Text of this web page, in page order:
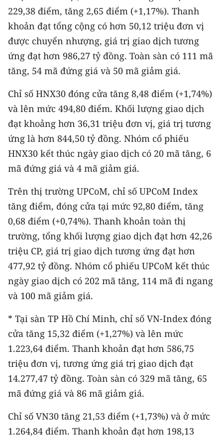
ENGLISH
中文
FRANÇAIS
РУССКИЙ
한국어
229,38 điểm, tăng 2,65 điểm (+1,17%). Thanh
khoản đạt tổng cộng có hơn 50,12 triệu đơn vị
được chuyển nhượng, giá trị giao dịch tương
ứng đạt hơn 986,27 tỷ đồng. Toàn sàn có 111 mã
tăng, 54 mã đứng giá và 50 mã giảm giá.
Chỉ số HNX30 đóng cửa tăng 8,48 điểm (+1,74%)
và lên mức 494,80 điểm. Khối lượng giao dịch
đạt khoảng hơn 36,31 triệu đơn vị, giá trị tương
ứng là hơn 844,50 tỷ đồng. Nhóm cổ phiếu
HNX30 kết thúc ngày giao dịch có 20 mã tăng, 6
mã đứng giá và 4 mã giảm giá.
Trên thị trường UPCoM, chỉ số UPCoM Index
tăng điểm, đóng cửa tại mức 92,80 điểm, tăng
0,68 điểm (+0,74%). Thanh khoản toàn thị
trường, tổng khối lượng giao dịch đạt hơn 42,26
triệu CP, giá trị giao dịch tương ứng đạt hơn
477,92 tỷ đồng. Nhóm cổ phiếu UPCoM kết thúc
ngày giao dịch có 202 mã tăng, 114 mã đi ngang
và 100 mã giảm giá.
* Tại sàn TP Hồ Chí Minh, chỉ số VN-Index đóng
cửa tăng 15,32 điểm (+1,27%) và lên mức
1.223,64 điểm. Thanh khoản đạt hơn 586,75
triệu đơn vị, tương ứng giá trị giao dịch đạt
14.277,47 tỷ đồng. Toàn sàn có 329 mã tăng, 65
mã đứng giá và 86 mã giảm giá.
Chỉ số VN30 tăng 21,53 điểm (+1,73%) và ở mức
1.264,84 điểm. Thanh khoản đạt hơn 198,13